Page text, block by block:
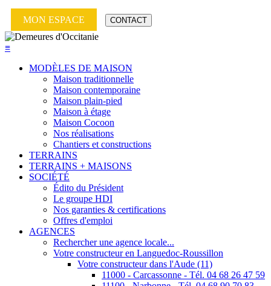
MON ESPACE CONTACT
≡
MODÈLES DE MAISON
Maison traditionnelle
Maison contemporaine
Maison plain-pied
Maison à étage
Maison Cocoon
Nos réalisations
Chantiers et constructions
TERRAINS
TERRAINS + MAISONS
SOCIÉTÉ
Édito du Président
Le groupe HDI
Nos garanties & certifications
Offres d'emploi
AGENCES
Rechercher une agence locale...
Votre constructeur en Languedoc-Roussillon
Votre constructeur dans l'Aude (11)
11000 - Carcassonne - Tél. 04 68 26 47 59